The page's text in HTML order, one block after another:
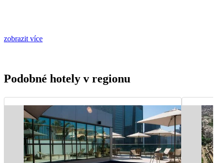
zobrazit více
Podobné hotely v regionu